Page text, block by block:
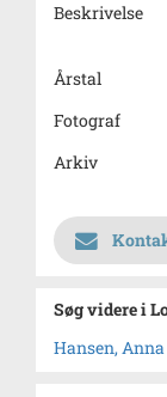
Beskrivelse
Årstal
Fotograf
Arkiv
Søg videre i
Hansen,